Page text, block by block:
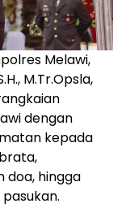
Melawi,
M.Tr.Opsla,
dengan
kepada
doa, hingga